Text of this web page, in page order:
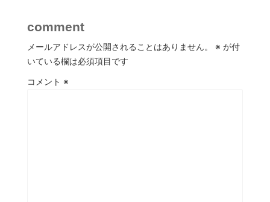
comment
メールアドレスが公開されることはありません。 ※ が付
いている欄は必須項目です
コメント ※